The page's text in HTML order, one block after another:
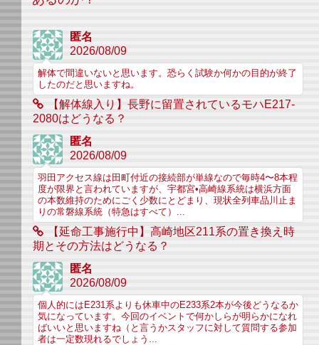
匿名
2026/08/09
解体で間違いないと思います。恐らく試験か何かの目的が終了
したのだと思いますね。
【解体線入り】長野に留置されているモハE217-
2080はどうなる？
匿名
2026/08/09
羽田アクセス線は田町付近の接続部が単線なので毎時4〜8本程
度が限界と言われていますが、宇都宮•高崎線系統は横浜方面
の本数維持のためにごく少数にとどまり、現状全列車品川止ま
りの常磐線系統（特急はすべて）...
【延命工事施行中】高崎地区211系の置き換え時
期とその方法はどうなる？
匿名
2026/08/09
個人的にはE231系よりも休車中のE233系2本が今後どうなるか
気になっています。今回のイベントで何かしらが明らかになれ
ばいいと思いますね（と言うかスタッフに対して質問する参加
者は一定数現れるでしょう...